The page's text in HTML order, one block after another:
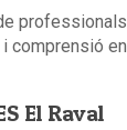
comprensió
El Raval